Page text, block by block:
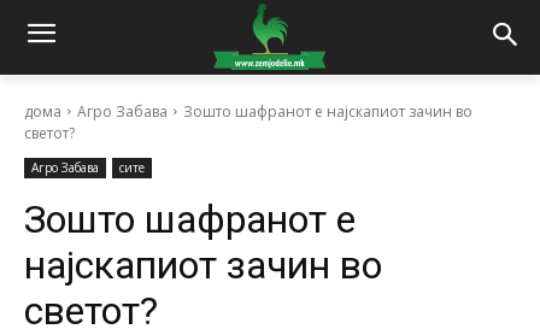
дома Агро Забава
Зошто шафранот е најскапиот зачин во
светот?
Агро Забава сите
Зошто шафранот е
најскапиот зачин во
светот?